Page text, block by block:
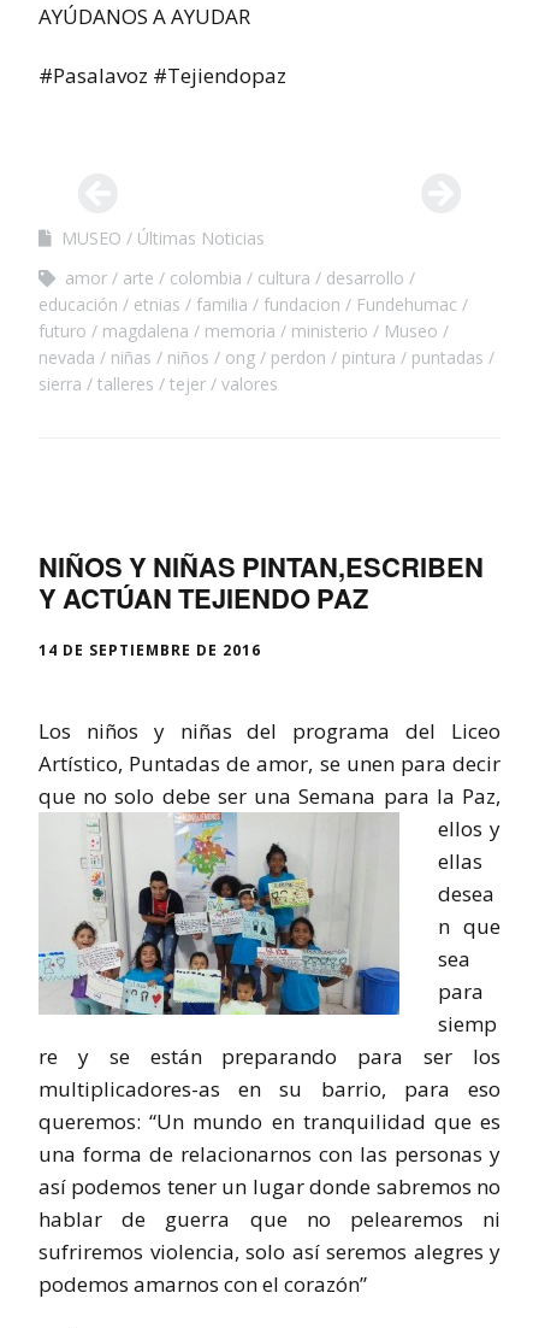
AYÚDANOS A AYUDAR
#Pasalavoz #Tejiendopaz
MUSEO
Últimas Noticias
amor
arte colombia cultura
desarrollo
educación
etnias familia fundacion
Fundehumac
futuro
magdalena memoria ministerio
Museo
nevada
niñas niños ong perdon pintura
puntadas
sierra
talleres tejer valores
NIÑOS Y NIÑAS PINTAN,ESCRIBEN
Y ACTÚAN TEJIENDO PAZ
14 DE SEPTIEMBRE DE 2016
Los niños y niñas del programa del Liceo
Artístico, Puntadas de amor, se unen para decir
que no solo debe ser una Semana para la Paz,
ellos y
ellas
desea
n que
sea
para
siemp
re y se están preparando para ser los
multiplicadores-as en su barrio, para eso
queremos: “Un mundo en tranquilidad que es
una forma de relacionarnos con las personas y
así podemos tener un lugar donde sabremos no
hablar de guerra que no pelearemos ni
sufriremos violencia, solo así seremos alegres y
podemos amarnos con el corazón”